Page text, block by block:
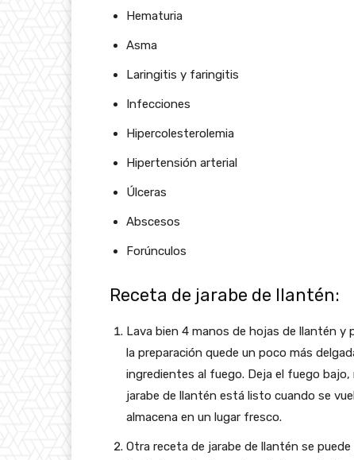
Hematuria
Asma
Laringitis y faringitis
Infecciones
Hipercolesterolemia
Hipertensión arterial
Úlceras
Abscesos
Forúnculos
Receta de jarabe de llantén:
Lava bien 4 manos de hojas de llantén y
la preparación quede un poco más
ingredientes al fuego. Deja el fuego
jarabe de llantén está listo cuando se
almacena en un lugar fresco.
Otra receta de jarabe de llantén se